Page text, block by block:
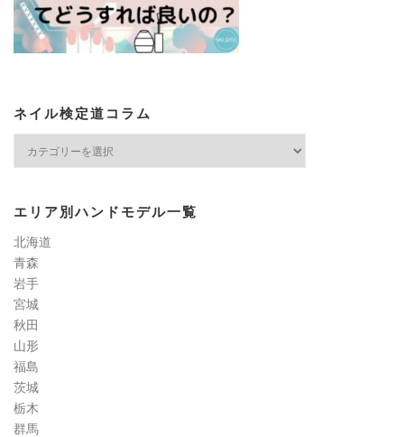
ネイル検定道コラム
定
コ
ラ
ム
エリア別ハンドモデル一覧
北海道
青森
岩手
宮城
秋田
山形
福島
茨城
栃木
群馬